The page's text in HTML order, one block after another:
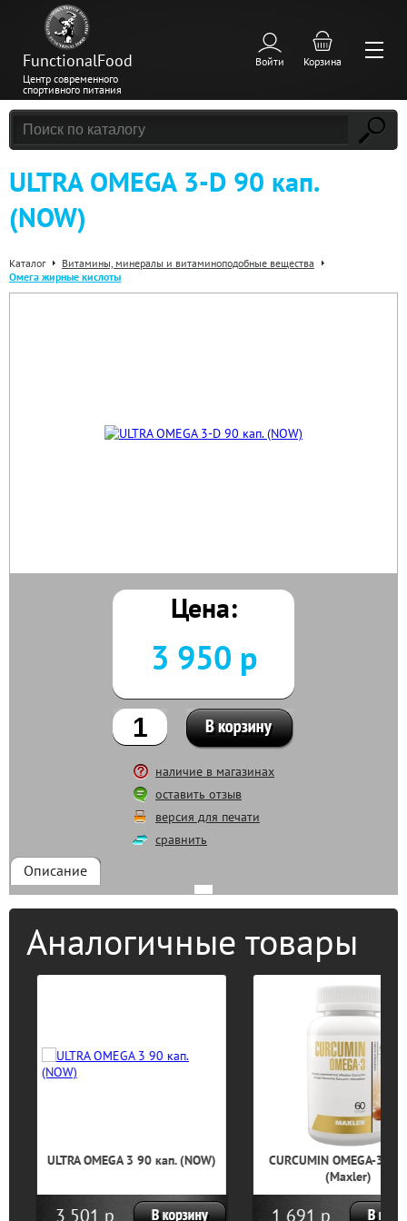
FunctionalFood
Центр современного
спортивного питания
Войти Корзина
ULTRA OMEGA 3-D 90 кап.
(NOW)
Каталог
Витамины, минералы и витаминоподобные вещества
Омега жирные кислоты
Цена:
3 950 р
наличие в магазинах
оставить отзыв
версия для печати
сравнить
Описание
Аналогичные товары
ULTRA OMEGA 3 90 кап. (NOW)
3 501 р
CURCUMIN OMEGA-3 60
(Maxler)
1 691 р